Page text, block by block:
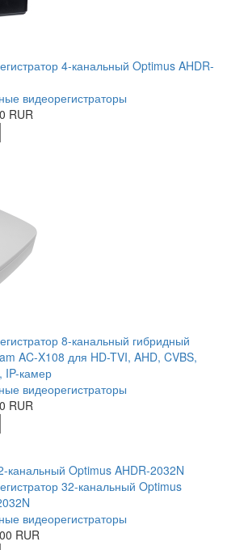
4-канальный Optimus AHDR-
видеорегистраторы
RUR
8-канальный гибридный
AC-X108 для HD-TVI, AHD, CVBS,
IP-камер
видеорегистраторы
RUR
32-канальный Optimus
видеорегистраторы
RUR